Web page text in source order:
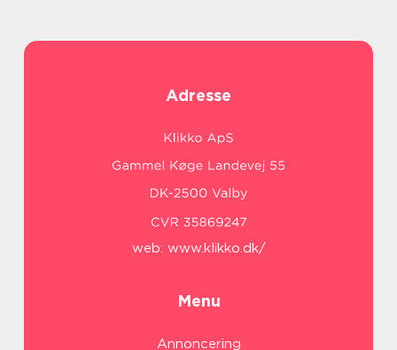
Adresse
web: www.klikko.dk/
Menu
Annoncering